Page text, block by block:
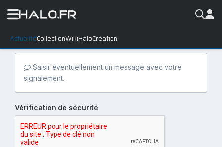
ActualitéCollectionWikiHaloCréation
Saisir éventuellement un message avec votre
signalement.
Vérification de sécurité